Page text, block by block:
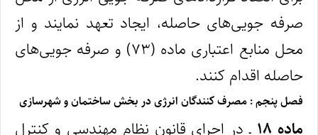
صرفه‌ جویی‌های حاصله، ایجاد تعهد نمایند و از
محل منابع اعتباری ماده (۷۳) و صرفه‌ جویی‌های
حاصله اقدام کنند.
فصل پنجم : مصرف‌ کنندگان انرژی در بخش ساختمان و شهرسازی
ماده ۱۸
ـ در اجرای قانون نظام مهندسی و کنترل